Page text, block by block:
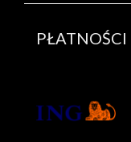
PŁATNOŚCI